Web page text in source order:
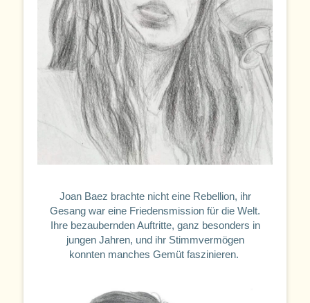
Joan Baez brachte nicht eine Rebellion, ihr
Gesang war eine Friedensmission für die Welt.
Ihre bezaubernden Auftritte, ganz besonders in
jungen Jahren, und ihr Stimmvermögen
konnten manches Gemüt faszinieren.